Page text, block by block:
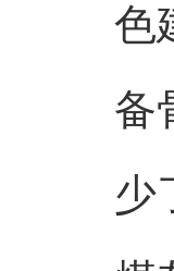
色
备
少